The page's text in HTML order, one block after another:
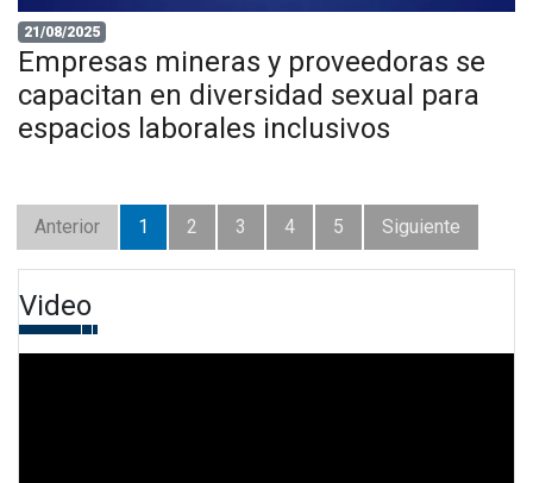
21/08/2025
Empresas mineras y proveedoras se
capacitan en diversidad sexual para
espacios laborales inclusivos
Anterior 1 2 3 4 5 Siguiente
Video